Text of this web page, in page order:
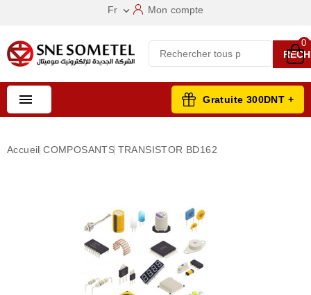
Fr  Mon compte
0
 Gratuite 300DNT +
Accueil COMPOSANTS TRANSISTOR BD162